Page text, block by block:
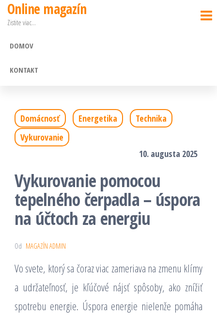
Preskočiť
obsah
Online magazín
Zistite viac…
DOMOV
KONTAKT
Domácnosť Energetika
Technika
Vykurovanie
10. augusta 2025
Vykurovanie pomocou
tepelného čerpadla – úspora
na účtoch za energiu
Od MAGAZÍN ADMIN
Vo svete, ktorý sa čoraz viac zameriava na zmenu klímy
a udržateľnosť, je kľúčové nájsť spôsoby, ako znížiť
spotrebu energie. Úspora energie nielenže pomáha